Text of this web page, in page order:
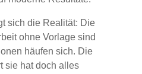
sich die Realität: Die
ohne Vorlage sind
häufen sich. Die
sie hat doch alles